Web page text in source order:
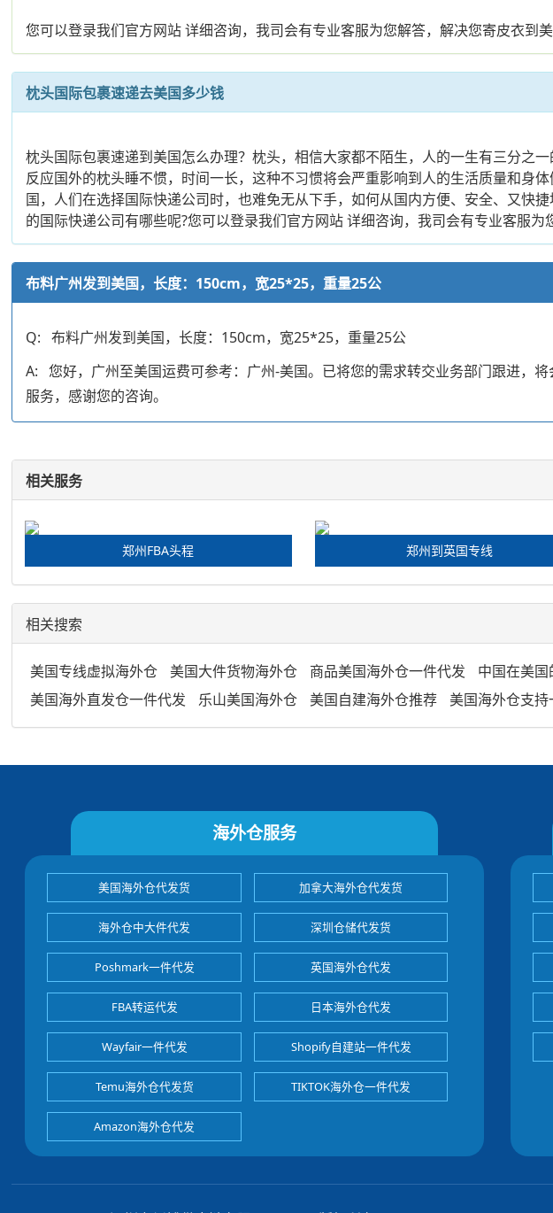
您可以登录我们官方网站 详细咨询，我司会有专业客服为您解答，解决您寄皮衣到
枕头国际包裹速递去美国多少钱
枕头国际包裹速递到美国怎么办理？枕头，相信大家都不陌生，人的一生有三分之
反应国外的枕头睡不惯，时间一长，这种不习惯将会严重影响到人的生活质量和身
国，人们在选择国际快递公司时，也难免无从下手，如何从国内方便、安全、又快
的国际快递公司有哪些呢?您可以登录我们官方网站 详细咨询，我司会有专业客服
布料广州发到美国，长度：150cm，宽25*25，重量25公
Q: 布料广州发到美国，长度：150cm，宽25*25，重量25公
A: 您好，广州至美国运费可参考：广州-美国。已将您的需求转交业务部门跟进，
服务，感谢您的咨询。
相关服务
郑州FBA头程 郑州到英国专线
相关搜索
美国专线虚拟海外仓 美国大件货物海外仓 商品美国海外仓一件代发 中国在美
美国海外直发仓一件代发
乐山美国海外仓 美国自建海外仓推荐 美国海外仓支持
海外仓服务
美国海外仓代发货 加拿大海外仓代发货
海外仓中大件代发 深圳仓储代发货
Poshmark一件代发 英国海外仓代发
FBA转运代发 日本海外仓代发
Wayfair一件代发 Shopify自建站一件代发
Temu海外仓代发货 TIKTOK海外仓一件代发
Amazon海外仓代发